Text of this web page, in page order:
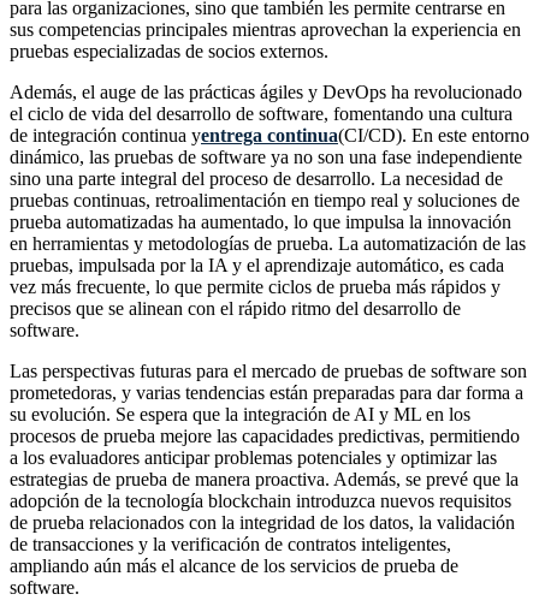
para las organizaciones, sino que también les permite centrarse en
sus competencias principales mientras aprovechan la experiencia en
pruebas especializadas de socios externos.
Además, el auge de las prácticas ágiles y DevOps ha revolucionado
el ciclo de vida del desarrollo de software, fomentando una cultura
de integración continua yentrega continua(CI/CD). En este entorno
dinámico, las pruebas de software ya no son una fase independiente
sino una parte integral del proceso de desarrollo. La necesidad de
pruebas continuas, retroalimentación en tiempo real y soluciones de
prueba automatizadas ha aumentado, lo que impulsa la innovación
en herramientas y metodologías de prueba. La automatización de las
pruebas, impulsada por la IA y el aprendizaje automático, es cada
vez más frecuente, lo que permite ciclos de prueba más rápidos y
precisos que se alinean con el rápido ritmo del desarrollo de
software.
Las perspectivas futuras para el mercado de pruebas de software son
prometedoras, y varias tendencias están preparadas para dar forma a
su evolución. Se espera que la integración de AI y ML en los
procesos de prueba mejore las capacidades predictivas, permitiendo
a los evaluadores anticipar problemas potenciales y optimizar las
estrategias de prueba de manera proactiva. Además, se prevé que la
adopción de la tecnología blockchain introduzca nuevos requisitos
de prueba relacionados con la integridad de los datos, la validación
de transacciones y la verificación de contratos inteligentes,
ampliando aún más el alcance de los servicios de prueba de
software.